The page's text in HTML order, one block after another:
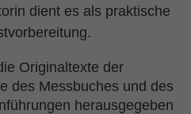
dient es als praktische
Originaltexte der
des Messbuches und des
herausgegeben